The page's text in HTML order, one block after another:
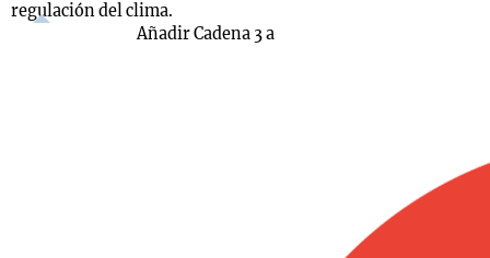
regulación del clima.
Añadir Cadena 3 a